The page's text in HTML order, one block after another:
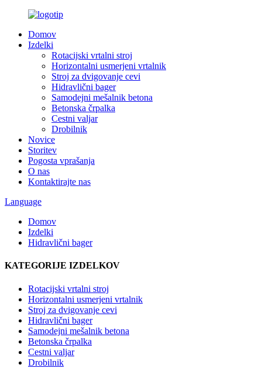
Domov
Izdelki
Rotacijski vrtalni stroj
Horizontalni usmerjeni vrtalnik
Stroj za dvigovanje cevi
Hidravlični bager
Samodejni mešalnik betona
Betonska črpalka
Cestni valjar
Drobilnik
Novice
Storitev
Pogosta vprašanja
O nas
Kontaktirajte nas
Language
Domov
Izdelki
Hidravlični bager
KATEGORIJE IZDELKOV
Rotacijski vrtalni stroj
Horizontalni usmerjeni vrtalnik
Stroj za dvigovanje cevi
Hidravlični bager
Samodejni mešalnik betona
Betonska črpalka
Cestni valjar
Drobilnik